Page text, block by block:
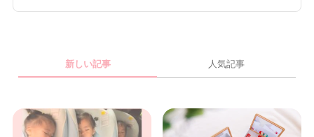
新しい記事 人気記事